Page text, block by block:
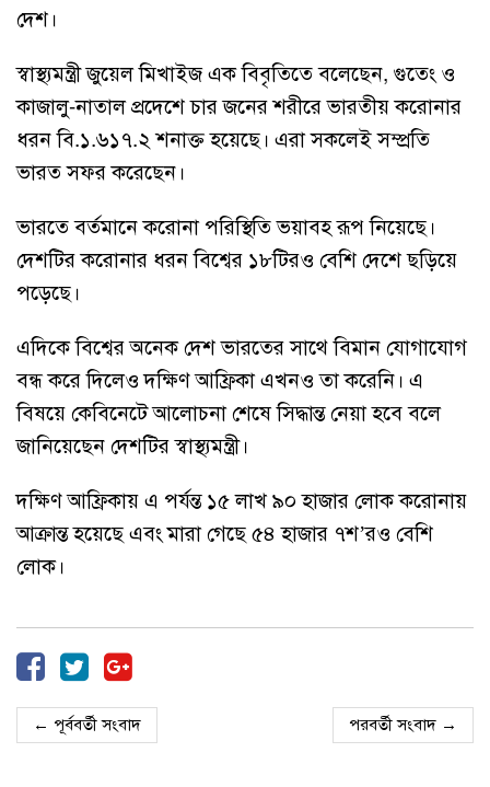
দেশ।
স্বাস্থ্যমন্ত্রী জুয়েল মিখাইজ এক বিবৃতিতে বলেছেন, গুতেং ও
কাজালু-নাতাল প্রদেশে চার জনের শরীরে ভারতীয় করোনার
ধরন বি.১.৬১৭.২ শনাক্ত হয়েছে। এরা সকলেই সম্প্রতি
ভারত সফর করেছেন।
ভারতে বর্তমানে করোনা পরিস্থিতি ভয়াবহ রূপ নিয়েছে।
দেশটির করোনার ধরন বিশ্বের ১৮টিরও বেশি দেশে ছড়িয়ে
পড়েছে।
এদিকে বিশ্বের অনেক দেশ ভারতের সাথে বিমান যোগাযোগ
বন্ধ করে দিলেও দক্ষিণ আফ্রিকা এখনও তা করেনি। এ
বিষয়ে কেবিনেটে আলোচনা শেষে সিদ্ধান্ত নেয়া হবে বলে
জানিয়েছেন দেশটির স্বাস্থ্যমন্ত্রী।
দক্ষিণ আফ্রিকায় এ পর্যন্ত ১৫ লাখ ৯০ হাজার লোক করোনায়
আক্রান্ত হয়েছে এবং মারা গেছে ৫৪ হাজার ৭শ’রও বেশি
লোক।
← পূর্ববর্তী সংবাদ পরবর্তী সংবাদ →